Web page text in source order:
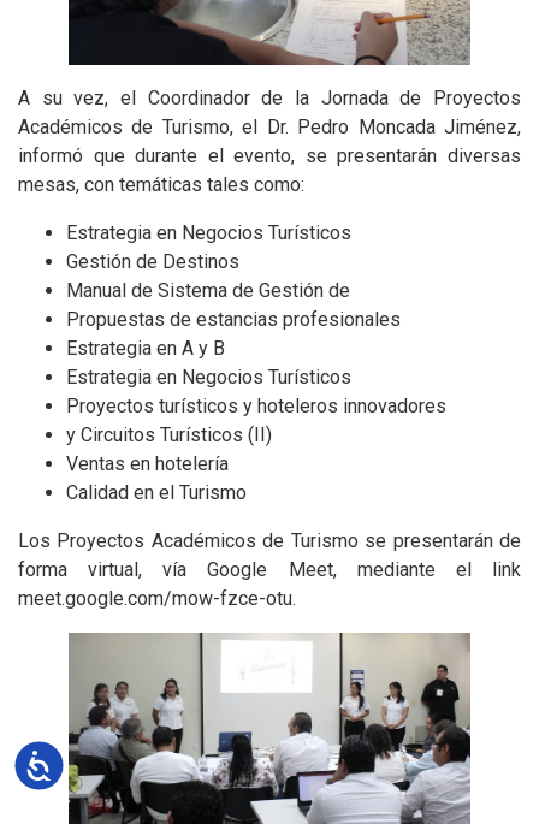
Accesibilidad
A su vez, el Coordinador de la Jornada de Proyectos
Académicos de Turismo, el Dr. Pedro Moncada Jiménez,
informó que durante el evento, se presentarán diversas
mesas, con temáticas tales como:
Estrategia en Negocios Turísticos
Gestión de Destinos
Manual de Sistema de Gestión de
Propuestas de estancias profesionales
Estrategia en A y B
Estrategia en Negocios Turísticos
Proyectos turísticos y hoteleros innovadores
y Circuitos Turísticos (II)
Ventas en hotelería
Calidad en el Turismo
Los Proyectos Académicos de Turismo se presentarán de
forma virtual, vía Google Meet, mediante el link
meet.google.com/mow-fzce-otu.